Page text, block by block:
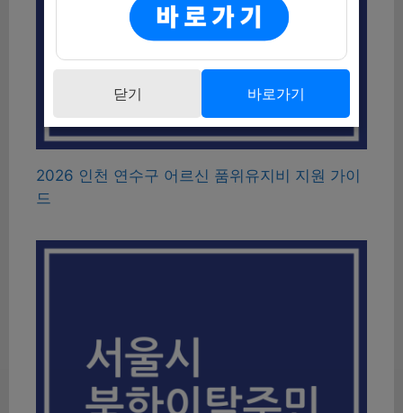
2026 인천 연수구 어르신 품위유지비 지원 가이
드
닫기 바로가기